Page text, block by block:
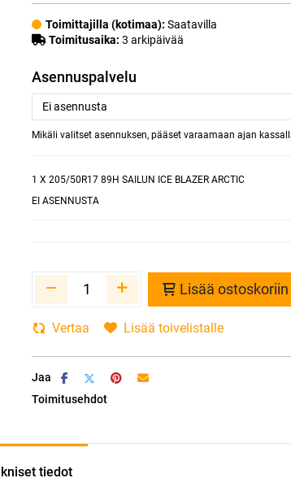
Toimittajilla (kotimaa): Saatavilla
Toimitusaika: 3 arkipäivää
Asennuspalvelu
Mikäli valitset asennuksen, pääset varaamaan ajan
1 X 205/50R17 89H SAILUN ICE BLAZER ARCTIC
EI ASENNUSTA
Lisää ostoskoriin
Vertaa Lisää toivelistalle
Jaa
Toimitusehdot
tiedot